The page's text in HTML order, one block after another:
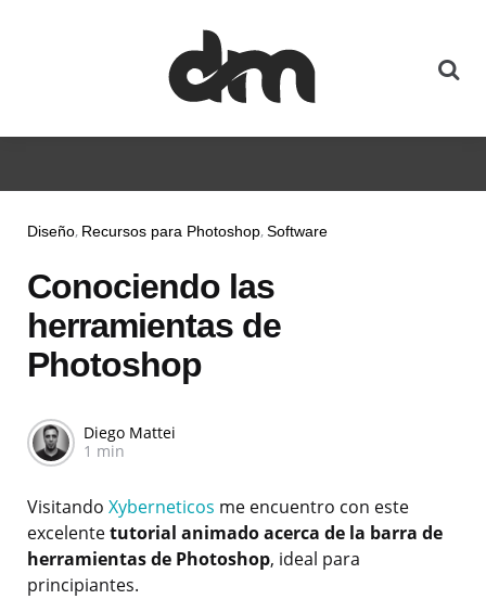
Diseño Recursos para Photoshop Software
Conociendo las
herramientas de
Photoshop
Diego Mattei
1 min
Visitando Xyberneticos me encuentro con este
excelentetutorial animado acerca de la barra de
herramientas de Photoshop, ideal para
principiantes.